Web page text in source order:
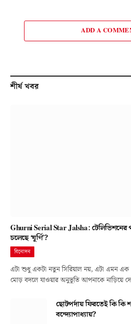
ADD A
শীর্ষ খবর
Ghurni Serial Star Jalsha:
চলেছে ‘ঘূর্ণি’?
বিনোদন
এটা শুধু একটা নতুন সিরিয়াল নয়, এটা এমন এক
মোড় বদলে যাওয়ার অনুভূতি আপনাকে নাড়িয়ে
ছোটপর্দায় ফিরতেই কি কি
বন্দ্যোপাধ্যায়?